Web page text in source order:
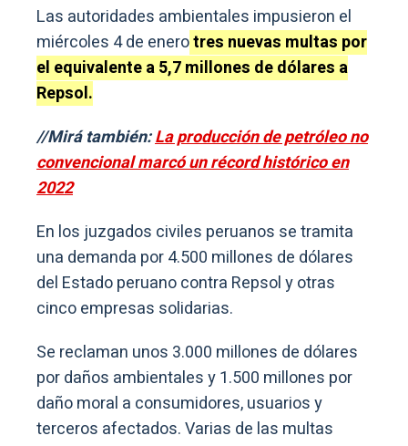
Las autoridades ambientales impusieron el
miércoles 4 de enerotres nuevas multas por
el equivalente a 5,7 millones de dólares a
Repsol.
//Mirá también:La producción de petróleo no
convencional marcó un récord histórico en
2022
En los juzgados civiles peruanos se tramita
una demanda por 4.500 millones de dólares
del Estado peruano contra Repsol y otras
cinco empresas solidarias.
Se reclaman unos 3.000 millones de dólares
por daños ambientales y 1.500 millones por
daño moral a consumidores, usuarios y
terceros afectados. Varias de las multas